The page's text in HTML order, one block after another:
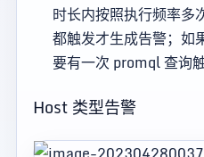
时长内按照执行频率多
都触发才生成告警；如
要有一次 promql 查询
Host 类型告警